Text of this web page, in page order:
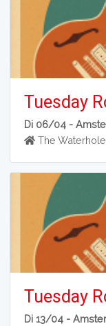
Tuesday
Di 06/04 -
The Waterhole
Tuesday
Di 13/04 -